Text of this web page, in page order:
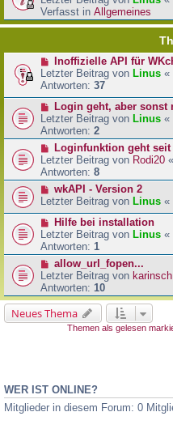
Verfasst in Allgemeines
Inoffizielle API für
Letzter Beitrag von Linus «
Antworten: 37
Login geht, aber sonst
Letzter Beitrag von Linus «
Antworten: 2
Loginfunktion geht
Letzter Beitrag von Rodi20 «
Antworten: 8
wkAPI - Version 2
Letzter Beitrag von Linus «
Hilfe bei installation
Letzter Beitrag von Linus «
Antworten: 1
allow_url_fopen...
Letzter Beitrag von karinsch
Antworten: 10
Neues Thema
Themen als gelesen
WER IST ONLINE?
Mitglieder in diesem Forum: 0